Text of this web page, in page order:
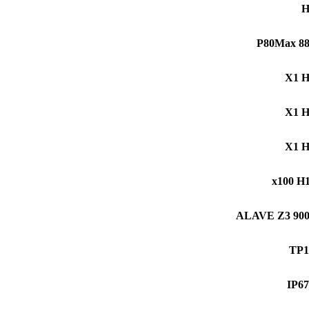
P80Max
X1
X1
X1
x100
ALAVE Z3